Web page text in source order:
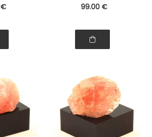
€ 99.00 €